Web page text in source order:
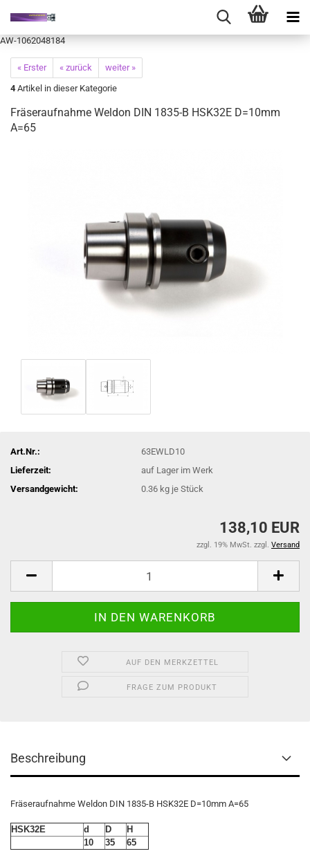
AW-1062048184
« Erster « zurück
weiter »
4 Artikel in dieser Kategorie
Fräseraufnahme Weldon DIN 1835-B HSK32E D=10mm
A=65
Art.Nr.:
63EWLD10
Lieferzeit:
auf Lager im Werk
Versandgewicht:
0.36 kg je Stück
138,10 EUR
zzgl. 19% MwSt. zzgl. Versand
AUF DEN MERKZETTEL
FRAGE ZUM PRODUKT
Beschreibung
Fräseraufnahme Weldon DIN 1835-B HSK32E D=10mm A=65
HSK32E d D
H
10
35 65